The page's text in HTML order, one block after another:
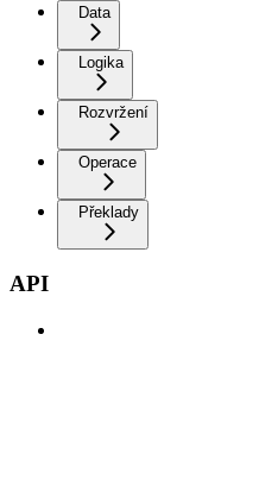
Data
Logika
Rozvržení
Operace
Překlady
API